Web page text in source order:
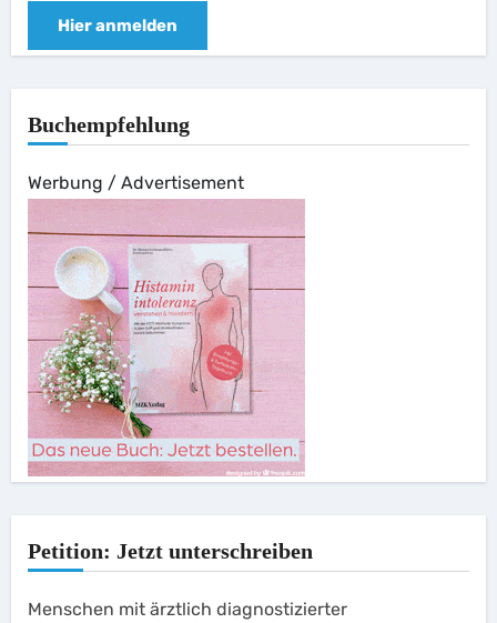
Hier anmelden
Buchempfehlung
Werbung / Advertisement
Petition: Jetzt unterschreiben
Menschen mit ärztlich diagnostizierter